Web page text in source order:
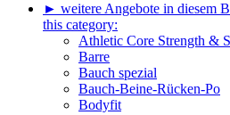
► weitere Angebote in diesem
this category:
Athletic Core Strength &
Barre
Bauch spezial
Bauch-Beine-Rücken-Po
Bodyfit